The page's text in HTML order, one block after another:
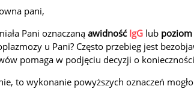
pani,
Pani oznaczaną awidność IgG lub poziom
u Pani? Często przebieg jest
pomaga w podjęciu decyzji o
to wykonanie powyższych oznaczeń